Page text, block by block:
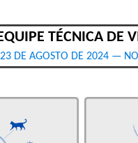
TÉCNICA DE
DE AGOSTO DE 2024 —